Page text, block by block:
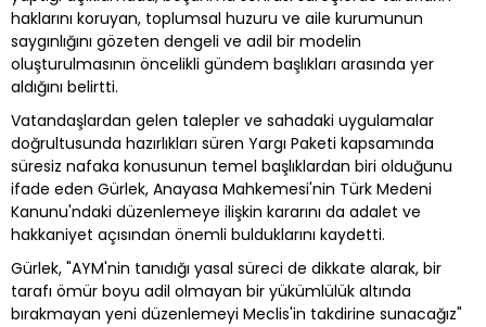
haklarını koruyan, toplumsal huzuru ve aile kurumunun
saygınlığını gözeten dengeli ve adil bir modelin
oluşturulmasının öncelikli gündem başlıkları arasında yer
aldığını belirtti.
Vatandaşlardan gelen talepler ve sahadaki uygulamalar
doğrultusunda hazırlıkları süren Yargı Paketi kapsamında
süresiz nafaka konusunun temel başlıklardan biri olduğunu
ifade eden Gürlek, Anayasa Mahkemesi'nin Türk Medeni
Kanunu'ndaki düzenlemeye ilişkin kararını da adalet ve
hakkaniyet açısından önemli bulduklarını kaydetti.
Gürlek, "AYM'nin tanıdığı yasal süreci de dikkate alarak, bir
tarafı ömür boyu adil olmayan bir yükümlülük altında
bırakmayan yeni düzenlemeyi Meclis'in takdirine sunacağız"